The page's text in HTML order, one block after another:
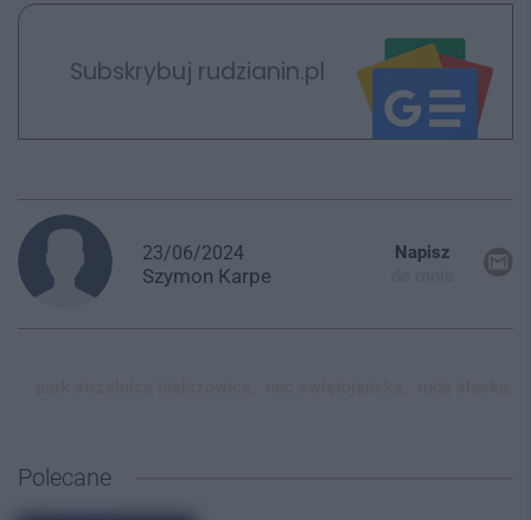
Subskrybuj rudzianin.pl
23/06/2024
Szymon Karpe
Napisz
Polecane